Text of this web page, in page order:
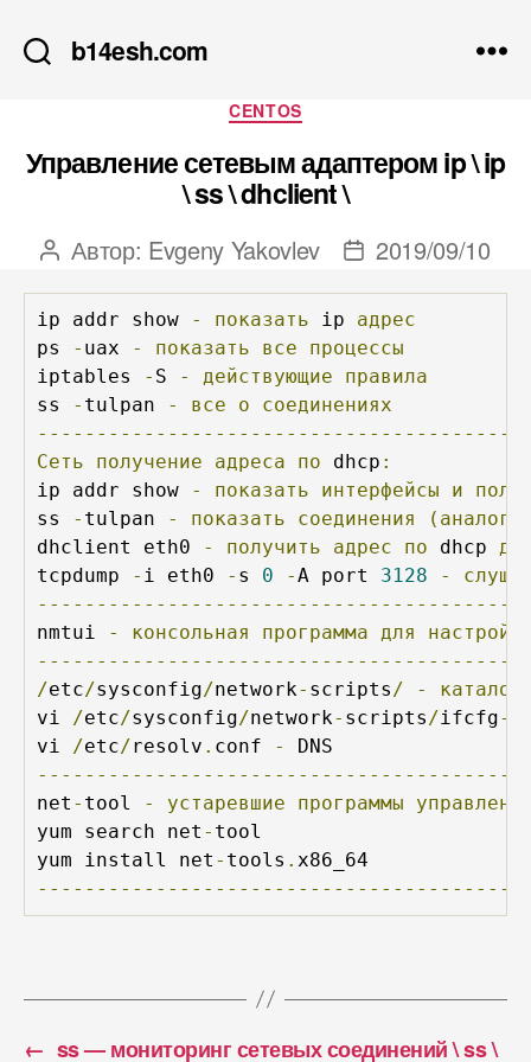
b14esh.com
Рубрики
CENTOS
Управление сетевым адаптером ip \ ip
\ ss \ dhclient \
Автор
записи
Автор: Evgeny Yakovlev
Дата
записи
2019/09/10
ip addr show - показать ip адрес
ps
- uax - показать все
процессы
iptables
- S - действующие
правила
ss
- tulpan - все о
соединениях
-----------------------------------------
Сеть
получение адреса по dhcp :
ip addr show
- показать интерфейсы и
ss
- tulpan - показать соединения (аналог
dhclient eth0
- получить адрес по dhcp
tcpdump
- i eth0 - s 0 -A port 3128 -
-----------------------------------------
nmtui
- консольная программа для
-----------------------------------------
/etc/sysconfig/network- scripts / -
каталог
vi
/etc/sysconfig/network- scripts /ifcfg-
vi
/etc/resolv . conf -
-----------------------------------------
net - tool - устаревшие программы
yum search net - tool
yum install net - tools .
-----------------------------------------
← ss — мониторинг сетевых соединений \ ss \